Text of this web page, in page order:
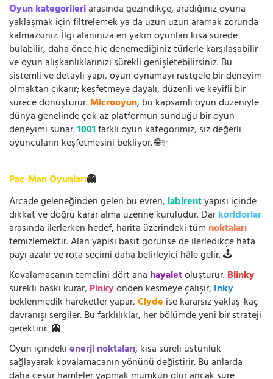
Oyun kategorileriarasında gezindikçe, aradığınız oyuna
yaklaşmak için filtrelemek ya da uzun uzun aramak zorunda
kalmazsınız. İlgi alanınıza en yakın oyunları kısa sürede
bulabilir, daha önce hiç denemediğiniz türlerle karşılaşabilir
ve oyun alışkanlıklarınızı sürekli genişletebilirsiniz. Bu
sistemli ve detaylı yapı, oyun oynamayı rastgele bir deneyim
olmaktan çıkarır; keşfetmeye dayalı, düzenli ve keyifli bir
sürece dönüştürür.Microoyun, bu kapsamlı oyun düzeniyle
dünya genelinde çok az platformun sunduğu bir oyun
deneyimi sunar.1001farklı oyun kategorimiz, siz değerli
oyuncuların keşfetmesini bekliyor. 🌐✨
Pac-Man Oyunları👻
Arcade geleneğinden gelen bu evren, labirentyapısı içinde
dikkat ve doğru karar alma üzerine kuruludur. Darkoridorlar
arasında ilerlerken hedef, harita üzerindeki tüm noktaları
temizlemektir. Alan yapısı basit görünse de ilerledikçe hata
payı azalır ve rota seçimi daha belirleyici hâle gelir. 🕹️
Kovalamacanın temelini dört ana hayaletoluşturur.Blinky
sürekli baskı kurar, Pinkyönden kesmeye çalışır, Inky
beklenmedik hareketler yapar,Clyde ise kararsız yaklaş-kaç
davranışı sergiler. Bu farklılıklar, her bölümde yeni bir strateji
gerektirir. 👻
Oyun içindekienerji noktaları, kısa süreli üstünlük
sağlayarak kovalamacanın yönünü değiştirir. Bu anlarda